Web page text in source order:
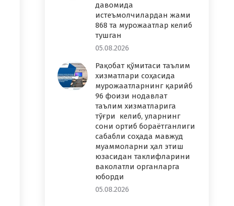
давомида
истеъмолчилардан жами
868 та мурожаатлар келиб
тушган
05.08.2026
Рақобат қўмитаси таълим
хизматлари соҳасида
мурожаатларнинг қарийб
96 фоизи нодавлат
таълим хизматларига
тўғри келиб, уларнинг
сони ортиб бораётганлиги
сабабли соҳада мавжуд
муаммоларни ҳал этиш
юзасидан таклифларини
ваколатли органларга
юборди
05.08.2026